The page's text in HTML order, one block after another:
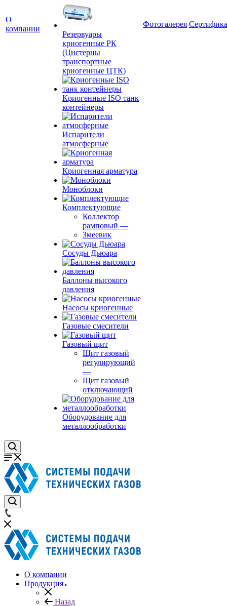
О
компании
Резервуары
криогенные РК
(Цистерны
транспортные
криогенные ЦТК)
Криогенные ISO танк
контейнеры
Испарители
атмосферные
Криогенная арматура
Моноблоки
Комплектующие
Коллектор
рамповый —
Змеевик
Сосуды Дьюара
Баллоны высокого
давления
Насосы криогенные
Газовые смесители
Газовый щит
Щит газовый
регулирующий
—
Щит газовый
отключающий
Оборудование для
металлообработки
Фотогалерея
О компании
Продукция
Назад